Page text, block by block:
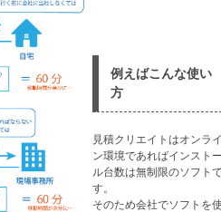
例えばこんな使い
方
見積クリエイトはオンラ
ン環境であればインスト
ル台数は無制限のソフト
す。
そのため会社でソフトを